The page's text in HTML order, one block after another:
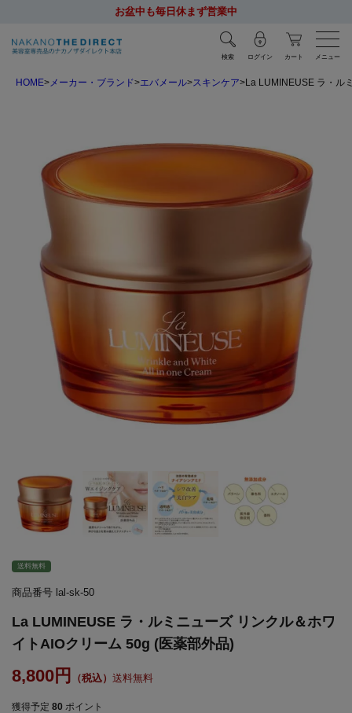
お盆中も毎日休まず営業中
検索 ログイン カート メニュー
HOME メーカー・ブランド エバメール スキンケア La LUMINEUSE ラ・ル
送料無料
商品番号 lal-sk-50
La LUMINEUSE ラ・ルミニューズ リンクル＆ホワ
イトAIOクリーム 50g (医薬部外品)
8,800 送料無料
獲得予定 80 ポイント